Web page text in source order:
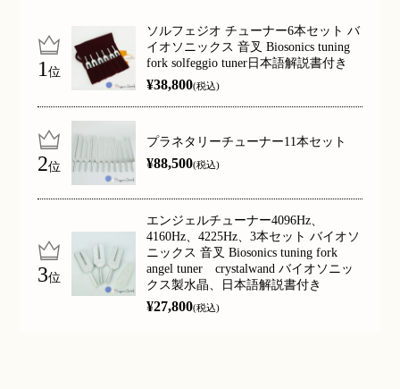
位
ソルフェジオ チューナー6本セット バ
イオソニックス 音叉 Biosonics tuning
fork solfeggio tuner日本語解説書付き
¥38,800(税込)
位
プラネタリーチューナー11本セット
¥88,500(税込)
位
エンジェルチューナー4096Hz、
4160Hz、4225Hz、3本セット バイオソ
ニックス 音叉 Biosonics tuning fork
angel tuner crystalwand バイオソニッ
クス製水晶、日本語解説書付き
¥27,800(税込)